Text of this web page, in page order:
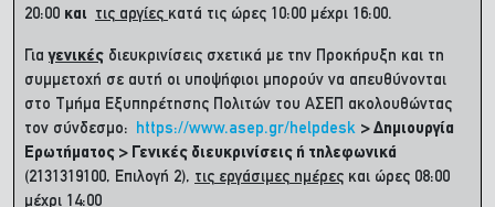
20:00 και τις αργίες κατά τις ώρες 10:00 μέχρι 16:00.
Γιαγενικές διευκρινίσεις σχετικά με την Προκήρυξη και τη
συμμετοχή σε αυτή οι υποψήφιοι μπορούν να απευθύνονται
στο Τμήμα Εξυπηρέτησης Πολιτών του ΑΣΕΠ ακολουθώντας
τον σύνδεσμο: https://www.asep.gr/helpdesk > Δημιουργία
Ερωτήματος > Γενικές διευκρινίσεις ή τηλεφωνικά
(2131319100, Επιλογή 2), τις εργάσιμες ημέρες και ώρες 08:00
μέχρι 14:00